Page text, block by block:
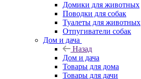
Домики для животных
Поводки для собак
Туалеты для животных
Отпугиватели собак
Дом и дача
Назад
Дом и дача
Товары для дома
Товары для дачи